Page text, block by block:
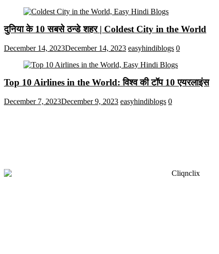
दुनिया के 10 सबसे ठन्डे शहर | Coldest City in the World
December 14, 2023December 14, 2023 easyhindiblogs 0
Top 10 Airlines in the World: विश्व की टॉप 10 एयरलाइंस
December 7, 2023December 9, 2023 easyhindiblogs 0